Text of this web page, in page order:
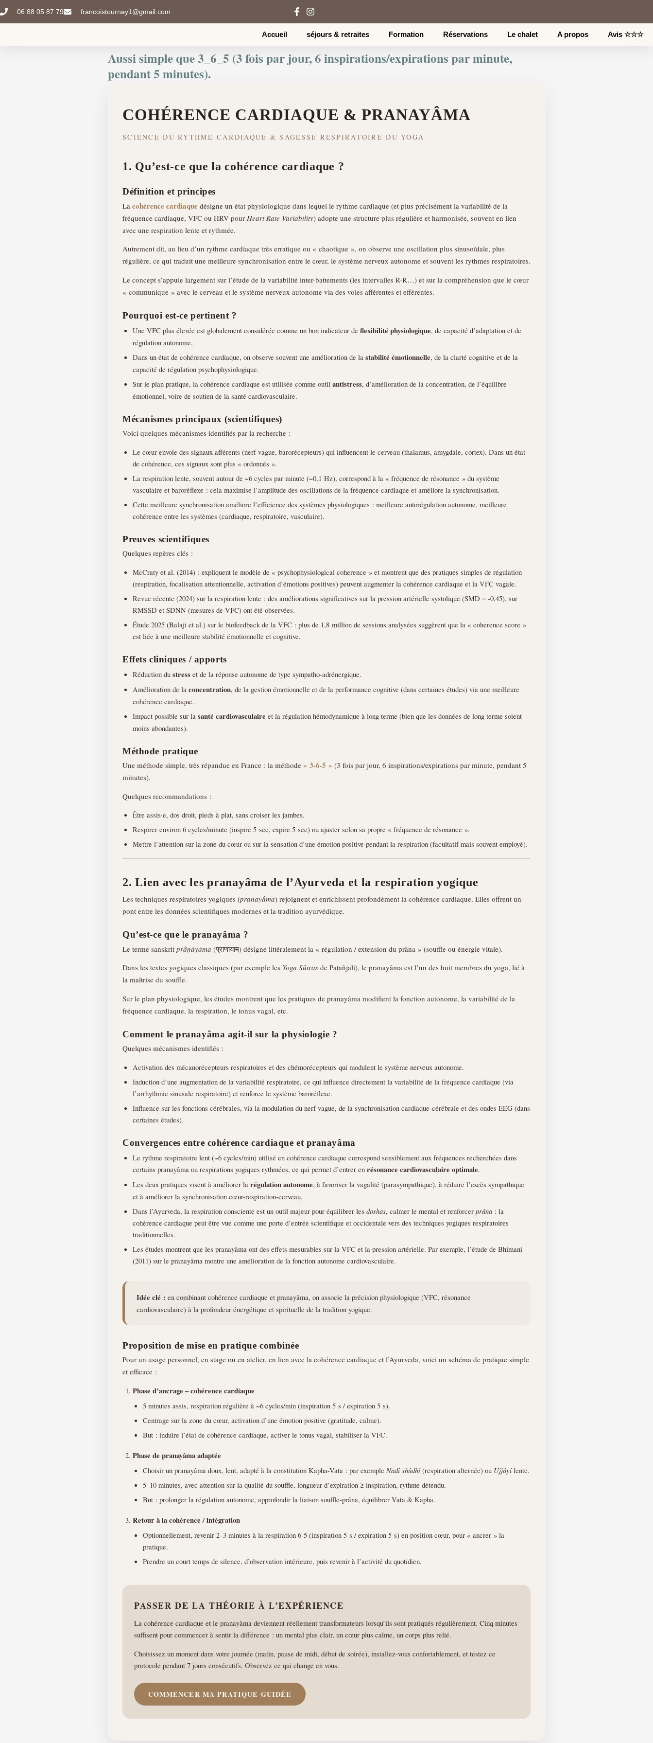
au
06 88 05 87 79 francoistournay1@gmail.com
Accueil séjours & retraites Formation Réservations Le chalet A propos Avis ☆☆☆
Aussi simple que 3_6_5 (3 fois par jour, 6 inspirations/expirations par minute,
pendant 5 minutes).
COHÉRENCE CARDIAQUE & PRANAYÂMA
SCIENCE DU RYTHME CARDIAQUE & SAGESSE RESPIRATOIRE DU YOGA
1. Qu’est-ce que la cohérence cardiaque ?
Définition et principes
La cohérence cardiaque désigne un état physiologique dans lequel le rythme cardiaque (et plus précisément la variabilité de la
fréquence cardiaque, VFC ou HRV pour Heart Rate Variability) adopte une structure plus régulière et harmonisée, souvent en lien
avec une respiration lente et rythmée.
Autrement dit, au lieu d’un rythme cardiaque très erratique ou « chaotique », on observe une oscillation plus sinusoïdale, plus
régulière, ce qui traduit une meilleure synchronisation entre le cœur, le système nerveux autonome et souvent les rythmes respiratoires.
Le concept s’appuie largement sur l’étude de la variabilité inter-battements (les intervalles R-R…) et sur la compréhension que le cœur
« communique » avec le cerveau et le système nerveux autonome via des voies afférentes et efférentes.
Pourquoi est-ce pertinent ?
Une VFC plus élevée est globalement considérée comme un bon indicateur de flexibilité physiologique, de capacité d’adaptation et de
régulation autonome.
Dans un état de cohérence cardiaque, on observe souvent une amélioration de la stabilité émotionnelle, de la clarté cognitive et de la
capacité de régulation psychophysiologique.
Sur le plan pratique, la cohérence cardiaque est utilisée comme outil antistress, d’amélioration de la concentration, de l’équilibre
émotionnel, voire de soutien de la santé cardiovasculaire.
Mécanismes principaux (scientifiques)
Voici quelques mécanismes identifiés par la recherche :
Le cœur envoie des signaux afférents (nerf vague, barorécepteurs) qui influencent le cerveau (thalamus, amygdale, cortex). Dans un état
de cohérence, ces signaux sont plus « ordonnés ».
La respiration lente, souvent autour de ~6 cycles par minute (~0,1 Hz), correspond à la « fréquence de résonance » du système
vasculaire et baroréflexe : cela maximise l’amplitude des oscillations de la fréquence cardiaque et améliore la synchronisation.
Cette meilleure synchronisation améliore l’efficience des systèmes physiologiques : meilleure autorégulation autonome, meilleure
cohérence entre les systèmes (cardiaque, respiratoire, vasculaire).
Preuves scientifiques
Quelques repères clés :
McCraty et al. (2014) : expliquent le modèle de « psychophysiological coherence » et montrent que des pratiques simples de régulation
(respiration, focalisation attentionnelle, activation d’émotions positives) peuvent augmenter la cohérence cardiaque et la VFC vagale.
Revue récente (2024) sur la respiration lente : des améliorations significatives sur la pression artérielle systolique (SMD = -0,45), sur
RMSSD et SDNN (mesures de VFC) ont été observées.
Étude 2025 (Balaji et al.) sur le biofeedback de la VFC : plus de 1,8 million de sessions analysées suggèrent que la « coherence score »
est liée à une meilleure stabilité émotionnelle et cognitive.
Effets cliniques / apports
Réduction du stress et de la réponse autonome de type sympatho-adrénergique.
Amélioration de la concentration, de la gestion émotionnelle et de la performance cognitive (dans certaines études) via une meilleure
cohérence cardiaque.
Impact possible sur la santé cardiovasculaire et la régulation hémodynamique à long terme (bien que les données de long terme soient
moins abondantes).
Méthode pratique
Une méthode simple, très répandue en France : la méthode « 3-6-5 » (3 fois par jour, 6 inspirations/expirations par minute, pendant 5
minutes).
Quelques recommandations :
Être assis·e, dos droit, pieds à plat, sans croiser les jambes.
Respirer environ 6 cycles/minute (inspire 5 sec, expire 5 sec) ou ajuster selon sa propre « fréquence de résonance ».
Mettre l’attention sur la zone du cœur ou sur la sensation d’une émotion positive pendant la respiration (facultatif mais souvent employé).
2. Lien avec les pranayâma de l’Ayurveda et la respiration yogique
Les techniques respiratoires yogiques (pranayâma) rejoignent et enrichissent profondément la cohérence cardiaque. Elles offrent un
pont entre les données scientifiques modernes et la tradition ayurvédique.
Qu’est-ce que le pranayâma ?
Le terme sanskrit prâṇāyāma (प्राणायाम) désigne littéralement la « régulation / extension du prâna » (souffle ou énergie vitale).
Dans les textes yogiques classiques (par exemple les Yoga Sûtras de Patañjali), le pranayâma est l’un des huit membres du yoga, lié à
la maîtrise du souffle.
Sur le plan physiologique, les études montrent que les pratiques de pranayâma modifient la fonction autonome, la variabilité de la
fréquence cardiaque, la respiration, le tonus vagal, etc.
Comment le pranayâma agit-il sur la physiologie ?
Quelques mécanismes identifiés :
Activation des mécanorécepteurs respiratoires et des chémorécepteurs qui modulent le système nerveux autonome.
Induction d’une augmentation de la variabilité respiratoire, ce qui influence directement la variabilité de la fréquence cardiaque (via
l’arrhythmie sinusale respiratoire) et renforce le système baroréflexe.
Influence sur les fonctions cérébrales, via la modulation du nerf vague, de la synchronisation cardiaque-cérébrale et des ondes EEG (dans
certaines études).
Convergences entre cohérence cardiaque et pranayâma
Le rythme respiratoire lent (~6 cycles/min) utilisé en cohérence cardiaque correspond sensiblement aux fréquences recherchées dans
certains pranayâma ou respirations yogiques rythmées, ce qui permet d’entrer en résonance cardiovasculaire optimale.
Les deux pratiques visent à améliorer la régulation autonome, à favoriser la vagalité (parasympathique), à réduire l’excès sympathique
et à améliorer la synchronisation cœur-respiration-cerveau.
Dans l’Ayurveda, la respiration consciente est un outil majeur pour équilibrer les doshas, calmer le mental et renforcer prâna : la
cohérence cardiaque peut être vue comme une porte d’entrée scientifique et occidentale vers des techniques yogiques respiratoires
traditionnelles.
Les études montrent que les pranayâma ont des effets mesurables sur la VFC et la pression artérielle. Par exemple, l’étude de Bhimani
(2011) sur le pranayâma montre une amélioration de la fonction autonome cardiovasculaire.
Idée clé : en combinant cohérence cardiaque et pranayâma, on associe la précision physiologique (VFC, résonance
cardiovasculaire) à la profondeur énergétique et spirituelle de la tradition yogique.
Proposition de mise en pratique combinée
Pour un usage personnel, en stage ou en atelier, en lien avec la cohérence cardiaque et l’Ayurveda, voici un schéma de pratique simple
et efficace :
Phase d’ancrage – cohérence cardiaque
5 minutes assis, respiration régulière à ~6 cycles/min (inspiration 5 s / expiration 5 s).
Centrage sur la zone du cœur, activation d’une émotion positive (gratitude, calme).
But : induire l’état de cohérence cardiaque, activer le tonus vagal, stabiliser la VFC.
Phase de pranayâma adaptée
Choisir un pranayâma doux, lent, adapté à la constitution Kapha-Vata : par exemple Nadî shûdhî(respiration alternée) ou Ujjâyîlente.
5–10 minutes, avec attention sur la qualité du souffle, longueur d’expiration ≥ inspiration, rythme détendu.
But : prolonger la régulation autonome, approfondir la liaison souffle-prâna, équilibrer Vata & Kapha.
Retour à la cohérence / intégration
Optionnellement, revenir 2–3 minutes à la respiration 6-5 (inspiration 5 s / expiration 5 s) en position cœur, pour « ancrer » la
pratique.
Prendre un court temps de silence, d’observation intérieure, puis revenir à l’activité du quotidien.
PASSER DE LA THÉORIE À L’EXPÉRIENCE
La cohérence cardiaque et le pranayâma deviennent réellement transformateurs lorsqu’ils sont pratiqués régulièrement. Cinq minutes
suffisent pour commencer à sentir la différence : un mental plus clair, un cœur plus calme, un corps plus relié.
Choisissez un moment dans votre journée (matin, pause de midi, début de soirée), installez-vous confortablement, et testez ce
protocole pendant 7 jours consécutifs. Observez ce qui change en vous.
COMMENCER MA PRATIQUE GUIDÉE